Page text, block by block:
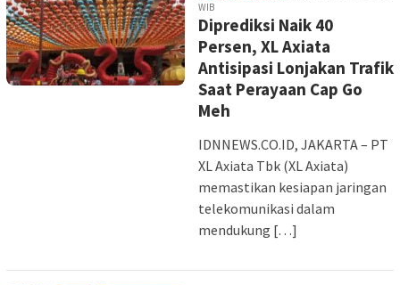
WIB
Diprediksi Naik 40
Persen, XL Axiata
Antisipasi Lonjakan Trafik
Saat Perayaan Cap Go
Meh
IDNNEWS.CO.ID, JAKARTA – PT
XL Axiata Tbk (XL Axiata)
memastikan kesiapan jaringan
telekomunikasi dalam
mendukung […]